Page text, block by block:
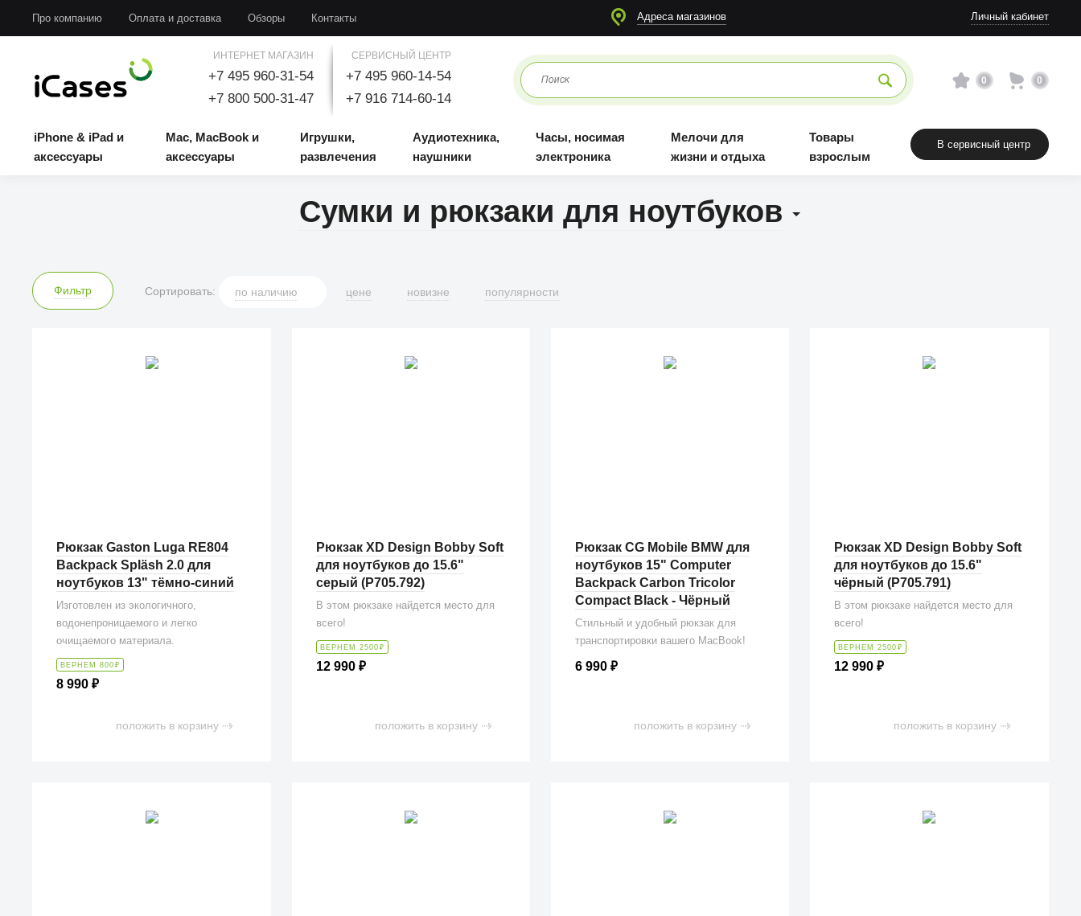
Про компанию Оплата и доставка Обзоры Контакты Адреса магазинов Личный кабинет
ИНТЕРНЕТ МАГАЗИН
+7 495 960-31-54
+7 800 500-31-47
СЕРВИСНЫЙ ЦЕНТР
+7 495 960-14-54
+7 916 714-60-14
0 0
iPhone & iPad и
аксессуары
Mac, MacBook и
аксессуары
Игрушки,
развлечения
Аудиотехника,
наушники
Часы, носимая
электроника
Мелочи для
жизни и отдыха
Товары
взрослым
В сервисный центр
Сумки и рюкзаки для ноутбуков
Фильтр Сортировать: по наличию цене новизне популярности
Рюкзак Gaston Luga RE804
Backpack Spläsh 2.0 для
ноутбуков 13" тёмно-синий
Изготовлен из экологичного,
водонепроницаемого и легко
очищаемого материала.
ВЕРНЕМ 800 ₽
8 990₽
положить в корзину
Рюкзак XD Design Bobby Soft
для ноутбуков до 15.6"
серый (P705.792)
В этом рюкзаке найдется место для
всего!
ВЕРНЕМ 2500 ₽
12 990 ₽
положить в корзину
Рюкзак CG Mobile BMW для
ноутбуков 15" Computer
Backpack Carbon Tricolor
Compact Black - Чёрный
Стильный и удобный рюкзак для
транспортировки вашего MacBook!
6 990 ₽
положить в корзину
Рюкзак XD Design Bobby Soft
для ноутбуков до 15.6"
чёрный (P705.791)
В этом рюкзаке найдется место для
всего!
ВЕРНЕМ 2500 ₽
12 990₽
положить в корзину